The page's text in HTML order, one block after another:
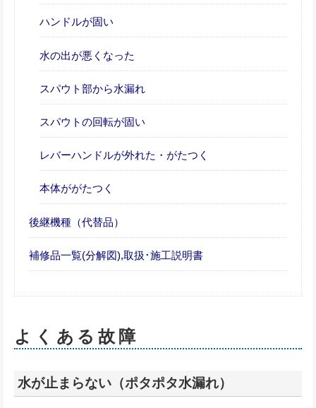
ハンドルが固い
水の出が悪くなった
スパウト部から水漏れ
スパウトの回転が固い
レバーハンドルが外れた・がたつく
本体ががたつく
後継機種（代替品）
補修品一覧(分解図),取扱･施工説明書
よくある故障
水が止まらない（ポタポタ水漏れ）